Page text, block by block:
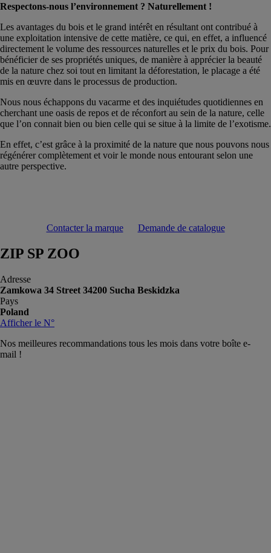
Respectons-nous l’environnement ? Naturellement !
Les avantages du bois et le grand intérêt en résultant ont contribué à
une exploitation intensive de cette matière, ce qui, en effet, a influencé
directement le volume des ressources naturelles et le prix du bois. Pour
bénéficier de ses propriétés uniques, de manière à apprécier la beauté
de la nature chez soi tout en limitant la déforestation, le placage a été
mis en œuvre dans le processus de production.
Nous nous échappons du vacarme et des inquiétudes quotidiennes en
cherchant une oasis de repos et de réconfort au sein de la nature, celle
que l’on connait bien ou bien celle qui se situe à la limite de l’exotisme.
En effet, c’est grâce à la proximité de la nature que nous pouvons nous
régénérer complètement et voir le monde nous entourant selon une
autre perspective.
Contacter la marque Demande de catalogue
ZIP SP ZOO
Adresse
Zamkowa 34 Street 34200 Sucha Beskidzka
Pays
Poland
Afficher le N°
Nos meilleures recommandations tous les mois dans votre boîte e-
mail !